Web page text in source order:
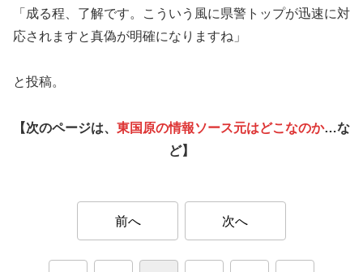
「成る程、了解です。こういう風に県警トップが迅速に対
応されますと真偽が明確になりますね」
と投稿。
【次のページは、 東国原の情報ソース元はどこなのか…な
ど】
前へ 次へ